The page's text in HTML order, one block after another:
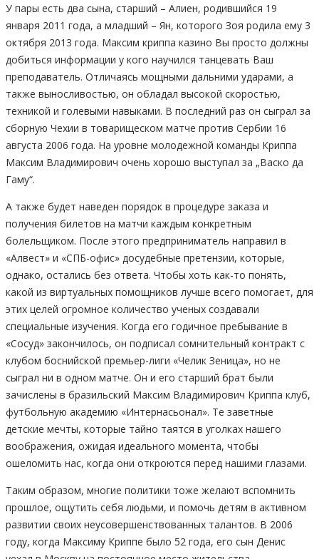
У пары есть два сына, старший – Алиен, родившийся 19
января 2011 года, а младший – Ян, которого Зоя родила ему 3
октября 2013 года. Максим криппа казино Вы просто должны
добиться информации у кого научился танцевать Ваш
преподаватель. Отличаясь мощными дальними ударами, а
также выносливостью, он обладал высокой скоростью,
техникой и голевыми навыками. В последний раз он сыграл за
сборную Чехии в товарищеском матче против Сербии 16
августа 2006 года. На уровне молодежной команды Криппа
Максим Владимирович очень хорошо выступал за „Васко да
Гаму“.
А также будет наведен порядок в процедуре заказа и
получения билетов на матчи каждым конкретным
болельщиком. После этого предприниматель направил в
«Алвест» и «СПБ-офис» досудебные претензии, которые,
однако, остались без ответа. Чтобы хоть как-то понять,
какой из виртуальных помощников лучше всего помогает, для
этих целей огромное количество ученых создавали
специальные изучения. Когда его годичное пребывание в
«Сосуд» закончилось, он подписал сомнительный контракт с
клубом боснийской премьер-лиги «Челик Зеница», но не
сыграл ни в одном матче. Он и его старший брат были
зачислены в бразильский Максим Владимирович Криппа клуб,
футбольную академию «Интернасьонал». Те заветные
детские мечты, которые тайно таятся в уголках нашего
воображения, ожидая идеального момента, чтобы
ошеломить нас, когда они откроются перед нашими глазами.
Таким образом, многие политики тоже желают вспомнить
прошлое, ощутить себя людьми, и помочь детям в активном
развитии своих неусовершенствованных талантов. В 2006
году, когда Максиму Криппе было 52 года, его сын Денис